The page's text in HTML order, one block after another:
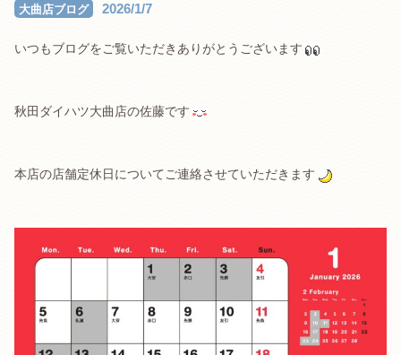
大曲店ブログ 2026/1/7
いつもブログをご覧いただきありがとうございます
秋田ダイハツ大曲店の佐藤です
本店の店舗定休日についてご連絡させていただきます